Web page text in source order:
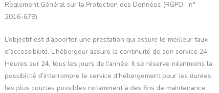
Règlement Général sur la Protection des Données (RGPD : n°
2016-679)
L’objectif est d’apporter une prestation qui assure le meilleur taux
d’accessibilité. L’hébergeur assure la continuité de son service 24
Heures sur 24, tous les jours de l’année. Il se réserve néanmoins la
possibilité d’interrompre le service d’hébergement pour les durées
les plus courtes possibles notamment à des fins de maintenance,